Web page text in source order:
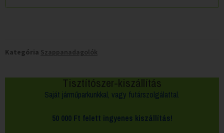
Kategória Szappanadagolók
Tisztítószer-kiszállítás
Saját járműparkunkkal, vagy futárszolgálattal.
50 000 Ft felett ingyenes kiszállítás!